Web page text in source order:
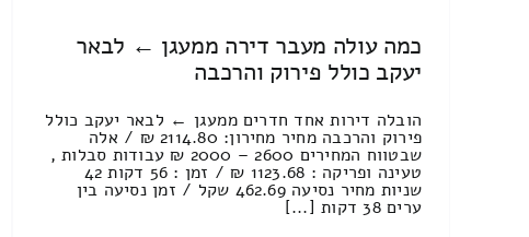
כמה עולה מעבר דירה ממעגן ← לבאר
יעקב כולל פירוק והרכבה
הובלה דירות אחד חדרים ממעגן ← לבאר יעקב כולל
פירוק והרכבה מחיר מחירון: 2114.80 ₪ / אלה
שבטווח המחירים 2600 – 2000 ₪ עבודות סבלות ,
טעינה ופריקה : 1123.68 ₪ / זמן : 56 דקות 42
שניות מחיר נסיעה 462.69 שקל / זמן נסיעה בין
ערים 38 דקות [...]